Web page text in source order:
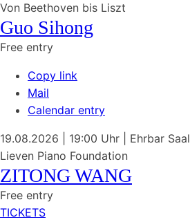
Von Beethoven bis Liszt
Guo Sihong
Free entry
Copy link
Mail
Calendar entry
19.08.2026 | 19:00 Uhr
Ehrbar Saal
Lieven Piano Foundation
ZITONG WANG
Free entry
TICKETS